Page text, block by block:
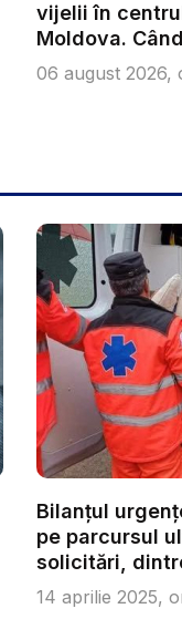
vijelii în
Moldova.
06 august 2026,
Bilanțul
pe parcursul
solicitări,
14 aprilie 2025,